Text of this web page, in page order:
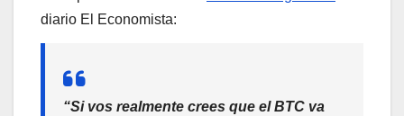
diario El Economista:
“Si vos realmente crees que el BTC va